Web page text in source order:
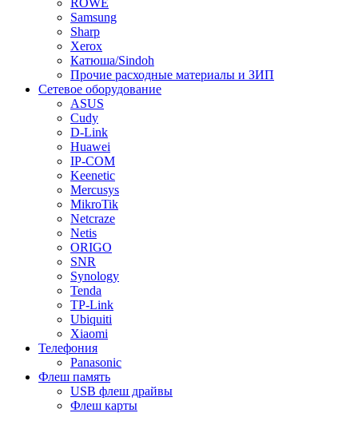
ROWE
Samsung
Sharp
Xerox
Катюша/Sindoh
Прочие расходные материалы и ЗИП
Сетевое оборудование
ASUS
Cudy
D-Link
Huawei
IP-COM
Keenetic
Mercusys
MikroTik
Netcraze
Netis
ORIGO
SNR
Synology
Tenda
TP-Link
Ubiquiti
Xiaomi
Телефония
Panasonic
Флеш память
USB флеш драйвы
Флеш карты